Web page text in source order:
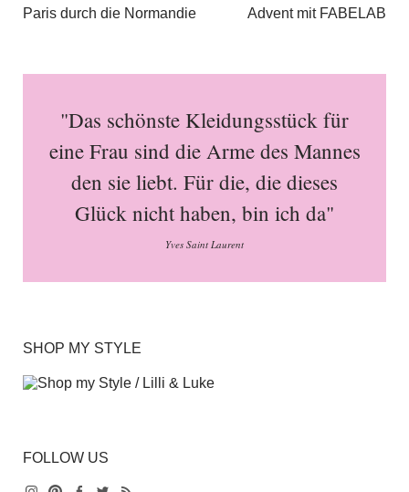
Paris durch die Normandie
Advent mit FABELAB
"Das schönste Kleidungsstück für
eine Frau sind die Arme des Mannes
den sie liebt. Für die, die dieses
Glück nicht haben, bin ich da"
Yves Saint Laurent
SHOP MY STYLE
FOLLOW US